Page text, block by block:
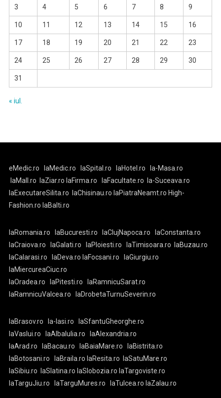
3 4 5 6 7 8 9
10 11 12 13 14 15 16
17 18 19 20 21 22 23
24 25 26 27 28 29 30
31
« iul.
eMedic.ro laMedic.ro laSpital.ro laHotel.ro
la-Masa.ro
laMall.ro
laZiar.ro laFirma.ro laFacultate.ro
la-Suceava.ro
laExecutareSilita.ro
laChisinau.ro laPiatraNeamt.ro High-
Fashion.ro laBalti.ro
laRomania.ro laBucuresti.ro laClujNapoca.ro
laConstanta.ro
laCraiova.ro
laGalati.ro laPloiesti.ro laTimisoara.ro
laBuzau.ro
laCalarasi.ro
laDeva.ro laFocsani.ro
laGiurgiu.ro
laMiercureaCiuc.ro
laOradea.ro
laPitesti.ro
laRamnicuSarat.ro
laRamnicuValcea.ro
laDrobetaTurnuSeverin.ro
laBrasov.ro la-Iasi.ro
laSfantuGheorghe.ro
laVaslui.ro
laAlbaIulia.ro
laAlexandria.ro
laArad.ro
laBacau.ro laBaiaMare.ro
laBistrita.ro
laBotosani.ro
laBraila.ro laResita.ro
laSatuMare.ro
laSibiu.ro
laSlatina.ro laSlobozia.ro laTargoviste.ro
laTarguJiu.ro
laTarguMures.ro laTulcea.ro laZalau.ro